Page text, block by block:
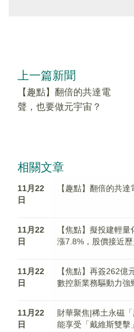
上一篇新聞
【趣點】翻倍的共達電
聲，也要做元宇宙？
相關文章
11月22
日
【趣點】翻倍的共
11月22
日
【焦點】擬投建輕
漲7.8%，股價接近歷
11月22
日
【焦點】再簽262億
數控新業務驅動力強
11月22
日
財華聚焦|稀土永磁
能享受「戴維斯雙擊